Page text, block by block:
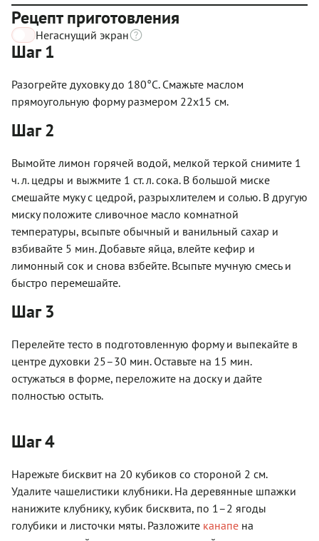
Рецепт приготовления
Негаснущий экран
Шаг 1
Разогрейте духовку до 180°C. Смажьте маслом
прямоугольную форму размером 22х15 см.
Шаг 2
Вымойте лимон горячей водой, мелкой теркой снимите 1
ч. л. цедры и выжмите 1 ст. л. сока. В большой миске
смешайте муку с цедрой, разрыхлителем и солью. В другую
миску положите сливочное масло комнатной
температуры, всыпьте обычный и ванильный сахар и
взбивайте 5 мин. Добавьте яйца, влейте кефир и
лимонный сок и снова взбейте. Всыпьте мучную смесь и
быстро перемешайте.
Шаг 3
Перелейте тесто в подготовленную форму и выпекайте в
центре духовки 25–30 мин. Оставьте на 15 мин.
остужаться в форме, переложите на доску и дайте
полностью остыть.
Шаг 4
Нарежьте бисквит на 20 кубиков со стороной 2 см.
Удалите чашелистики клубники. На деревянные шпажки
нанижите клубнику, кубик бисквита, по 1–2 ягоды
голубики и листочки мяты. Разложите канапе на